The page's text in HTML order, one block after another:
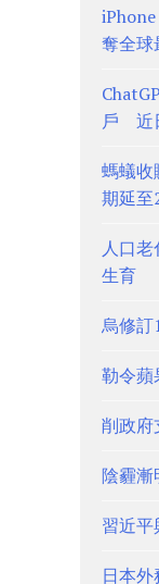
奪全球
戶 近
螞蟻
期延至
人口
生育
烏修訂
勒令蘋
削政府
陰霾漸
習近
日本